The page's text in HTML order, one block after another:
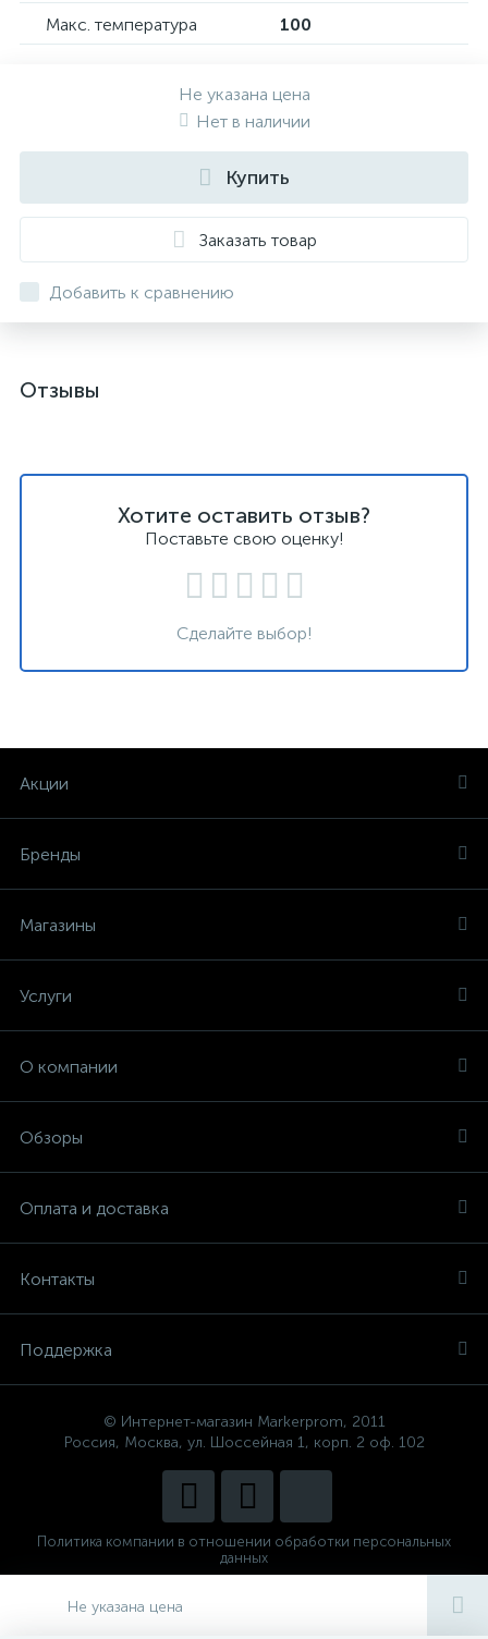
Макс. температура
100
Не указана цена
Не указана цена
Нет в наличии
Купить
Заказать товар
Добавить к сравнению
Отзывы
Хотите оставить отзыв?
Поставьте свою оценку!
Сделайте выбор!
Акции
Бренды
Магазины
Услуги
О компании
Обзоры
Оплата и доставка
Контакты
Поддержка
© Интернет-магазин Markerprom, 2011
Россия, Москва, ул. Шоссейная 1, корп. 2 оф. 102
Политика компании в отношении обработки персональных
данных